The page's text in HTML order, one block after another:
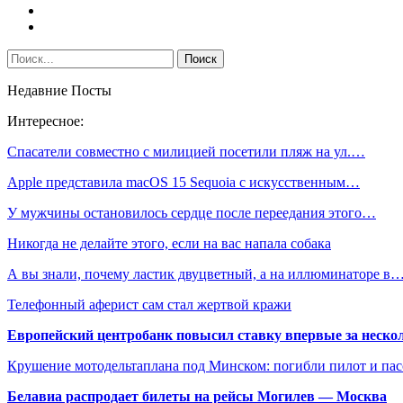
Недавние Посты
Интересное:
Спасатели совместно с милицией посетили пляж на ул.…
Apple представила macOS 15 Sequoia с искусственным…
У мужчины остановилось сердце после переедания этого…
Никогда не делайте этого, если на вас напала собака
А вы знали, почему ластик двуцветный, а на иллюминаторе в…
Телефонный аферист сам стал жертвой кражи
Европейский центробанк повысил ставку впервые за
Крушение мотодельтаплана под Минском: погибли пилот и
Белавиа распродает билеты на рейсы Могилев — Москва